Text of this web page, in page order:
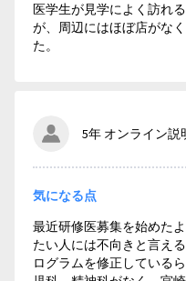
医学生が見学によく訪れ
が、周辺にはほぼ店がな
た。
5年 オンライン説
気になる点
最近研修医募集を始めた
たい人には不向きと言え
ログラムを修正している